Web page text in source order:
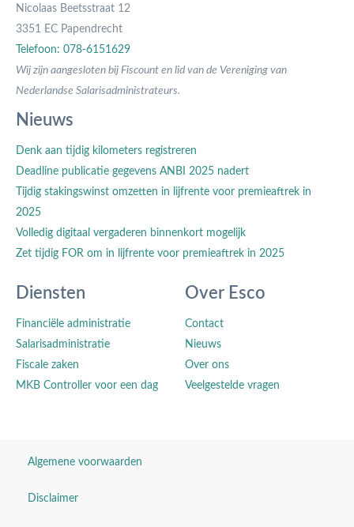
Nicolaas Beetsstraat 12
3351 EC Papendrecht
Telefoon: 078-6151629
Wij zijn aangesloten bij Fiscount en lid van de Vereniging van
Nederlandse Salarisadministrateurs.
Nieuws
Denk aan tijdig kilometers registreren
Deadline publicatie gegevens ANBI 2025 nadert
Tijdig stakingswinst omzetten in lijfrente voor premieaftrek in
2025
Volledig digitaal vergaderen binnenkort mogelijk
Zet tijdig FOR om in lijfrente voor premieaftrek in 2025
Diensten
Financiële administratie
Salarisadministratie
Fiscale zaken
MKB Controller voor een dag
Over Esco
Contact
Nieuws
Over ons
Veelgestelde vragen
Algemene voorwaarden
Disclaimer